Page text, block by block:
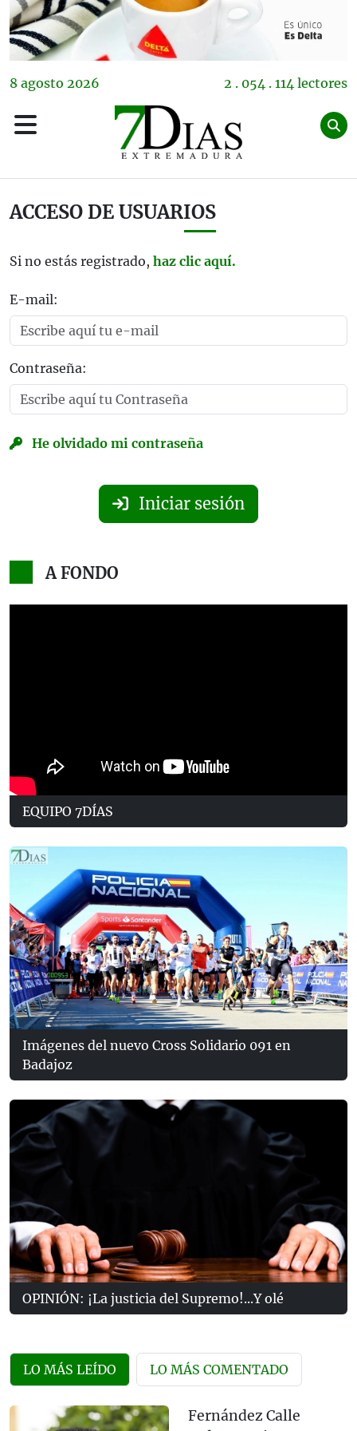
8 agosto 2026 2 . 054 . 114 lectores
ACCESO DE USUARIOS
Si no estás registrado, haz clic aquí.
E-mail:
Contraseña:
He olvidado mi contraseña
Iniciar sesión
A FONDO
EQUIPO 7DÍAS
Imágenes del nuevo Cross Solidario 091 en
Badajoz
OPINIÓN: ¡La justicia del Supremo!...Y olé
LO MÁS LEÍDO LO MÁS COMENTADO
Fernández Calle